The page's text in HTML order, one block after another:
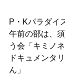
P・Kパラダイ
午前の部は、
う会「キミノ
ドキュメンタ
ん」